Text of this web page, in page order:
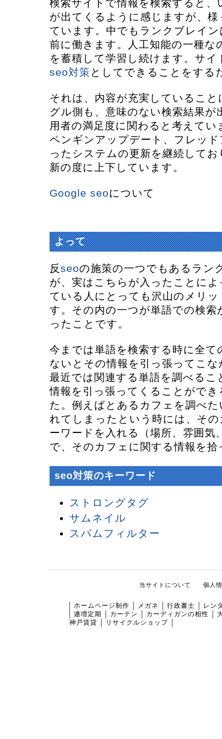
検索サイトで情報を検索すると、
が出てくるように感じますが、
ています。中でもランクブレイ
前に働きます。人工知能の一種な
を蓄積して学習し続けます。サイ
seo対策 としてできることをする
それは、内容が充実しているこ
グル側も、意味のない検索結果が
用者の満足度に関わると考えてい
ペンギンアップデート、フレッ
ったシステムの更新を継続してお
新の度に上下しています。
Google seoについて
よって
反seoの施策の一つでもあるラン
が、実はこちらが入ったことに
ている人にとっても沢山のメリ
す。その内の一つが単語での検
ったことです。
今までは単語を検索する時に全て
ないとその情報を引っ張ってこ
最近では関連する単語を調べるこ
情報を引っ張ってくることがで
た。例えばとあるカフェを調べ
れてしまったという時には、そ
ーワードを入れる（場所、雰囲気
で、そのカフェに関する情報を
seo対策のキーワード
ストロングタグ
サムネイル
スパムフィルター
当サイトについて 個人
ホームページ制作 メガネ 行政書士
レン
逓増定期
カーテン カーディガンの相性
神戸賃貸
リサイクルショップ